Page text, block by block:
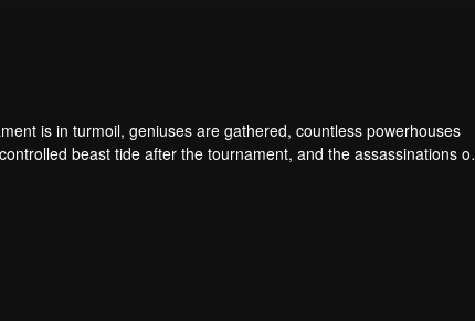
is in turmoil, geniuses are gathered, countless powerhouses
beast tide after the tournament, and the assassinations of
sect, the Heavenly Evolution Sect. Let's see how Chu Xingyun is